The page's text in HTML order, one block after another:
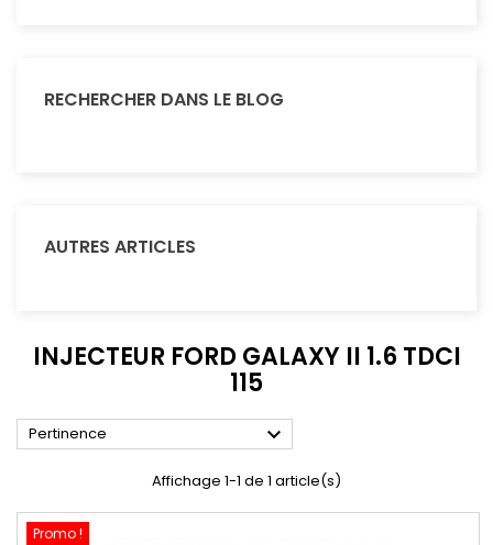
RECHERCHER DANS LE BLOG
AUTRES ARTICLES
INJECTEUR FORD GALAXY II 1.6 TDCI
115
Pertinence 
Affichage 1-1 de 1 article(s)
Promo !